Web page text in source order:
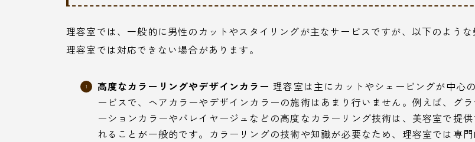
理容室では、一般的に男性のカットやスタイリングが主なサービスですが、以下のような
理容室では対応できない場合があります。
高度なカラーリングやデザインカラー 理容室は主にカットやシェービングが中心
ービスで、ヘアカラーやデザインカラーの施術はあまり行いません。例えば、グ
ーションカラーやバレイヤージュなどの高度なカラーリング技術は、美容室で提供
れることが一般的です。カラーリングの技術や知識が必要なため、理容室では専門